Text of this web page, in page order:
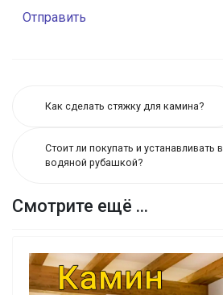
Отправить
Как сделать стяжку для камина?
Стоит ли покупать и устанавливать
водяной рубашкой?
Смотрите ещё ...